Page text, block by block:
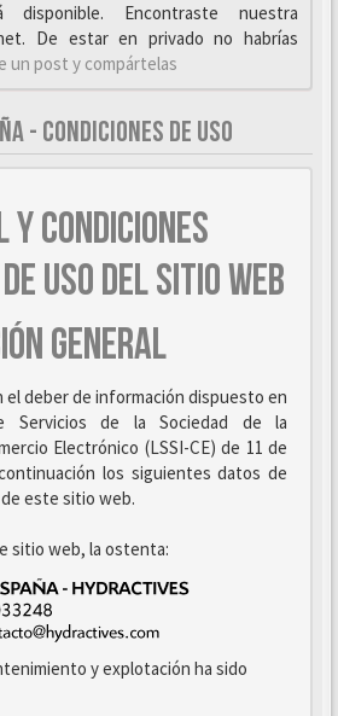
disponible. Encontraste nuestra
De estar en privado no habrías
un post y compártelas
- CONDICIONES DE USO
Y CONDICIONES
USO DEL SITIO WEB
GENERAL
el deber de información dispuesto en
Servicios de la Sociedad de la
Electrónico (LSSI-CE) de 11 de
los siguientes datos de
este sitio web.
sitio web, la ostenta:
y explotación ha sido